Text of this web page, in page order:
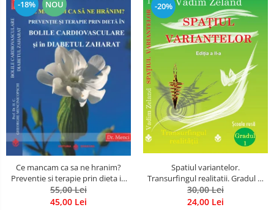
-18% NOU
Ce mancam ca sa ne hranim?
Preventie si terapie prin dieta in
bolile cardiovasculare si in
diabetul zaharat
55,00 Lei
45,00 Lei
-20%
Spatiul variantelor.
Transurfingul realitatii. Gradul 1.
Cum sa ne dezvoltam intuitia si
sa ne alegem soarta
30,00 Lei
24,00 Lei